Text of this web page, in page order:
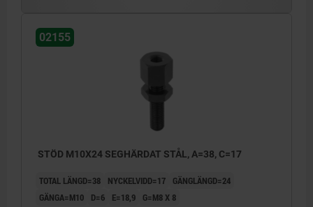
02155
STÖD M10X24 SEGHÄRDAT STÅL, A=38, C=17
TOTAL LÄNGD=38 NYCKELVIDD=17
GÄNGLÄNGD=24
GÄNGA=M10
D=6 E=18,9 G=M8 X 8